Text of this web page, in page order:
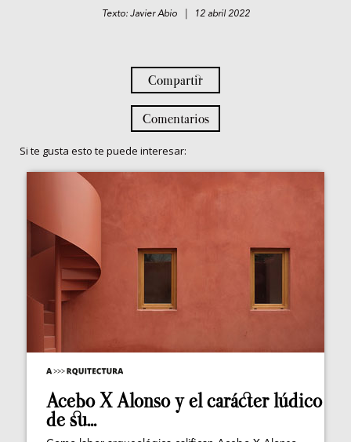
Texto: Javier Abio | 12 abril 2022
Compartir
Comentarios
Si te gusta esto te puede interesar:
Acebo X Alonso y el carácter lúdico
de su...